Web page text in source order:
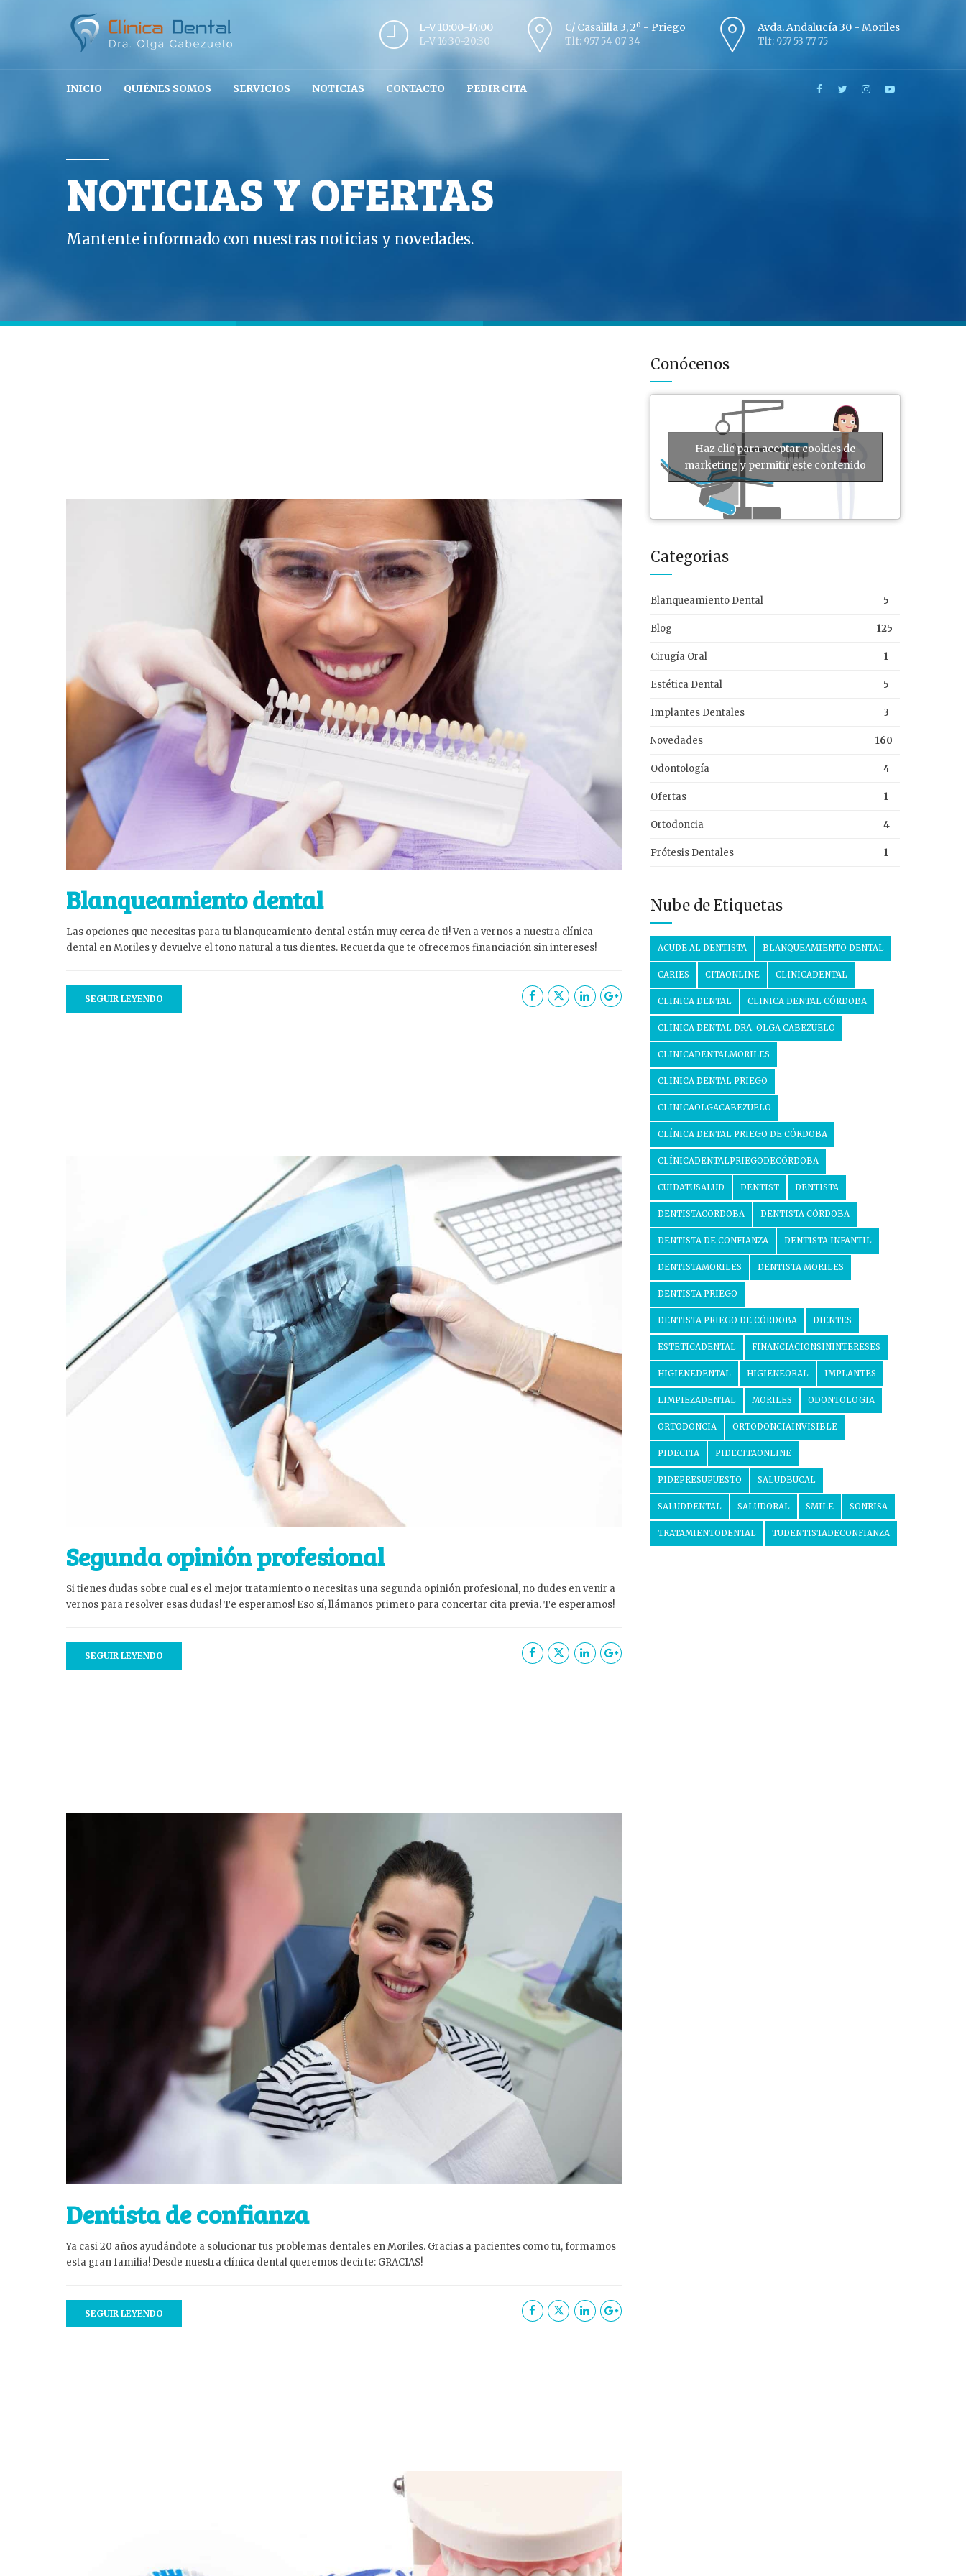
L-V 10:00-14:00
L-V 16:30-20:30
C/ Casalilla 3, 2º - Priego
Tlf: 957 54 07 34
Avda. Andalucía 30 - Moriles
Tlf: 957 53 77 75
INICIO QUIÉNES SOMOS SERVICIOS NOTICIAS CONTACTO PEDIR CITA
NOTICIAS Y OFERTAS
Mantente informado con nuestras noticias y novedades.
Blanqueamiento dental
Las opciones que necesitas para tu blanqueamiento dental están muy cerca de ti! Ven a vernos a nuestra clínica
dental en Moriles y devuelve el tono natural a tus dientes. Recuerda que te ofrecemos financiación sin intereses!
SEGUIR LEYENDO
Segunda opinión profesional
Si tienes dudas sobre cual es el mejor tratamiento o necesitas una segunda opinión profesional, no dudes en venir a
vernos para resolver esas dudas! Te esperamos! Eso sí, llámanos primero para concertar cita previa. Te esperamos!
SEGUIR LEYENDO
Dentista de confianza
Ya casi 20 años ayudándote a solucionar tus problemas dentales en Moriles. Gracias a pacientes como tu, formamos
esta gran familia! Desde nuestra clínica dental queremos decirte: GRACIAS!
SEGUIR LEYENDO
Conócenos
Haz clic para aceptar cookies de
marketing y permitir este contenido
Categorias
Blanqueamiento Dental 5
Blog 125
Cirugía Oral 1
Estética Dental 5
Implantes Dentales 3
Novedades 160
Odontología 4
Ofertas 1
Ortodoncia 4
Prótesis Dentales 1
Nube de Etiquetas
ACUDE AL DENTISTA BLANQUEAMIENTO DENTAL
CARIES CITAONLINE CLINICADENTAL
CLINICA DENTAL CLINICA DENTAL CÓRDOBA
CLINICA DENTAL DRA. OLGA CABEZUELO
CLINICADENTALMORILES
CLINICA DENTAL PRIEGO
CLINICAOLGACABEZUELO
CLÍNICA DENTAL PRIEGO DE CÓRDOBA
CLÍNICADENTALPRIEGODECÓRDOBA
CUIDATUSALUD DENTIST DENTISTA
DENTISTACORDOBA DENTISTA CÓRDOBA
DENTISTA DE CONFIANZA DENTISTA INFANTIL
DENTISTAMORILES DENTISTA MORILES
DENTISTA PRIEGO
DENTISTA PRIEGO DE CÓRDOBA DIENTES
ESTETICADENTAL FINANCIACIONSININTERESES
HIGIENEDENTAL HIGIENEORAL IMPLANTES
LIMPIEZADENTAL MORILES ODONTOLOGIA
ORTODONCIA ORTODONCIAINVISIBLE
PIDECITA PIDECITAONLINE
PIDEPRESUPUESTO SALUDBUCAL
SALUDDENTAL SALUDORAL SMILE SONRISA
TRATAMIENTODENTAL TUDENTISTADECONFIANZA